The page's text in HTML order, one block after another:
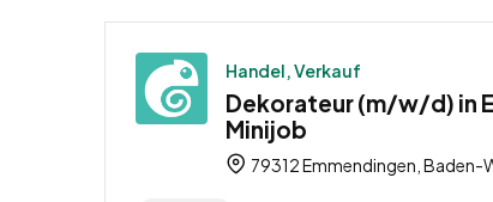
Handel, Verkauf
Dekorateur (m/w/d) in
Minijob
79312 Emmendingen,